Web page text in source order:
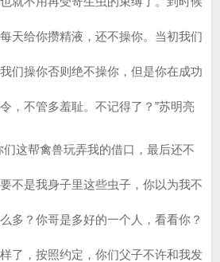
天给你攒精液，还不操你。当初我们
们操你否则绝不操你，但是你在成功
，不管多羞耻。不记得了？”苏明亮
们这帮禽兽玩弄我的借口，最后还不
不是我身子里这些虫子，你以为我不
多？你哥是多好的一个人，看看你？
了，按照约定，你们父子不许和我发